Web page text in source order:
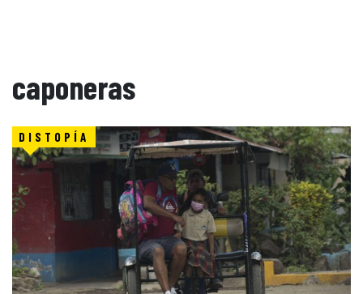
caponeras
DISTOPÍA